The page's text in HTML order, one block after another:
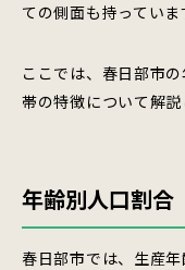
ての側面も持っていま
ここでは、春日部市
帯の特徴について解説
年齢別人口割合
春日部市では、生産